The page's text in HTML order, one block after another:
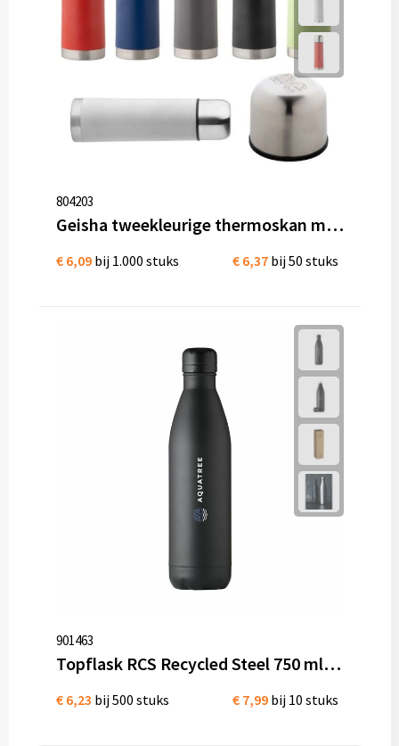
804203
Geisha tweekleurige thermoskan mat RVS 500 ml
€ 6,09 bij 1.000 stuks € 6,37 bij 50 stuks
901463
Topflask RCS Recycled Steel 750 ml drinkfles dubbelwandige thermosfles
€ 6,23 bij 500 stuks € 7,99 bij 10 stuks